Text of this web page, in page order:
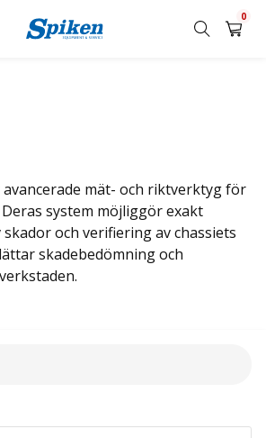
0
avancerade mät- och riktverktyg för
system möjliggör exakt
och verifiering av chassiets
skadebedömning och